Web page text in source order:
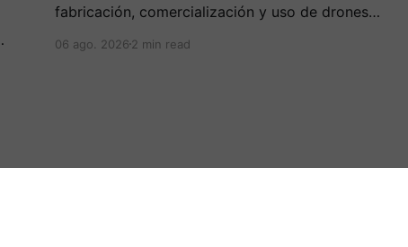
fabricación, comercialización y uso de drones,
utilizan esta tecnología con fines comerciales o
06 ago. 20262 min read